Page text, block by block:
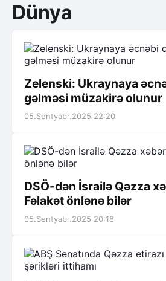
Dünya
Zelenski: Ukraynaya
gəlməsi müzakirə olunur
05.Sentyabr.2025 22:20
DSÖ-dən İsrailə Qəzza
Fəlakət önlənə bilər
05.Sentyabr.2025 20:18